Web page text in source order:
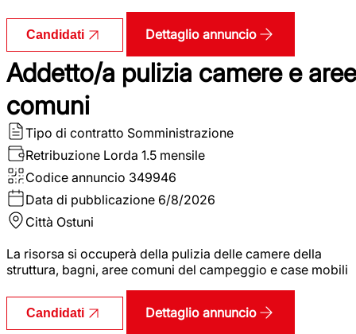
Candidati Dettaglio annuncio
Addetto/a pulizia camere e aree
comuni
Tipo di contratto Somministrazione
Retribuzione Lorda 1.5 mensile
Codice annuncio 349946
Data di pubblicazione 6/8/2026
Città Ostuni
La risorsa si occuperà della pulizia delle camere della
struttura, bagni, aree comuni del campeggio e case mobili
Candidati Dettaglio annuncio